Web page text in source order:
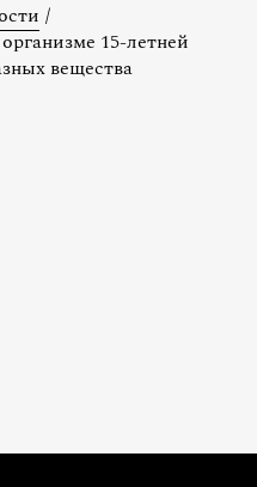
/
15-летней
вещества